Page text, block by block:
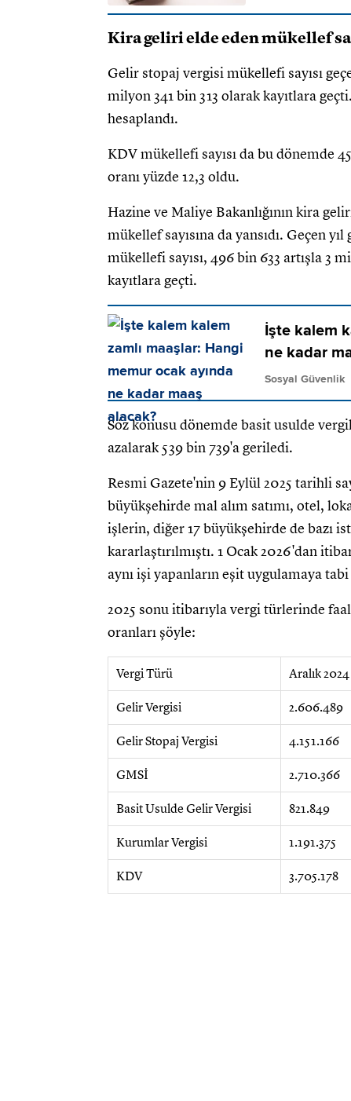
Kira geliri elde eden mükellef
Gelir stopaj vergisi mükellefi sayısı
milyon 341 bin 313 olarak kayıtlara
hesaplandı.
KDV mükellefi sayısı da bu dönemde
oranı yüzde 12,3 oldu.
Hazine ve Maliye Bakanlığının kira
mükellef sayısına da yansıdı. Geçen
mükellefi sayısı, 496 bin 633 artışla 3
kayıtlara geçti.
İşte kalem
ne kadar
Sosyal Güvenlik
Söz konusu dönemde basit usulde
azalarak 539 bin 739'a geriledi.
Resmi Gazete'nin 9 Eylül 2025 tarihli
büyükşehirde mal alım satımı, otel,
işlerin, diğer 17 büyükşehirde de bazı
kararlaştırılmıştı. 1 Ocak 2026'dan
aynı işi yapanların eşit uygulamaya
2025 sonu itibarıyla vergi türlerinde
oranları şöyle:
Vergi Türü Aralık 2024
Gelir Vergisi 2.606.489
Gelir Stopaj Vergisi 4.151.166
GMSİ 2.710.366
Basit Usulde Gelir Vergisi 821.849
Kurumlar Vergisi 1.191.375
KDV 3.705.178